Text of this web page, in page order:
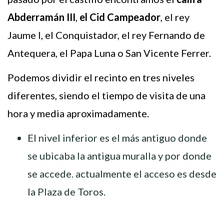
Abderramán III, el Cid Campeador, el rey
Jaume I, el Conquistador, el rey Fernando de
Antequera, el Papa Luna o San Vicente Ferrer.
Podemos dividir el recinto en tres niveles
diferentes, siendo el tiempo de visita de una
hora y media aproximadamente.
El nivel inferior es el más antiguo donde
se ubicaba la antigua muralla y por donde
se accede. actualmente el acceso es desde
la Plaza de Toros.